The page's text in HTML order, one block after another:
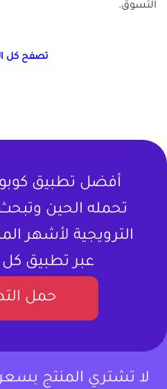
التسوق.
تصفح كل
أفضل تطبيق
تحمله الحين
الترويجية لأشهر
عبر تطبيق كل
حمل
لا تشتري المنتج